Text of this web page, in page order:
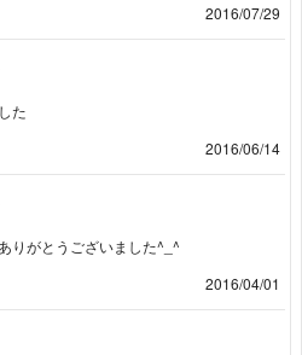
2016/07/29
た
2016/06/14
りがとうございました^_^
2016/04/01